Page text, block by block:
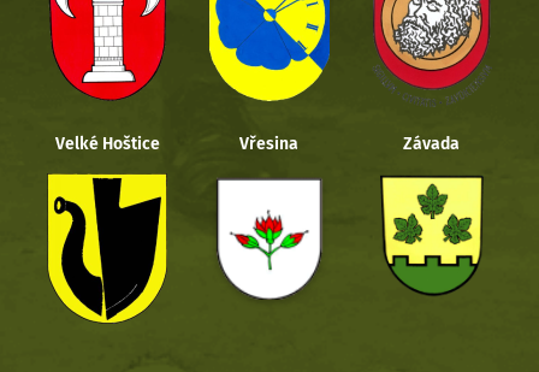
Velké Hoštice Vřesina Závada